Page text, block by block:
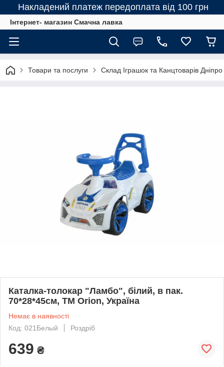
Накладений платеж передоплата від 100 грн
Інтернет- магазин Смачна лавка
Товари та послуги Склад Іграшок та Канцтоварів Дніпро
Каталка-толокар "Ламбо", білий, в пак.
70*28*45см, ТМ Orion, Україна
Немає в наявності
Код: 021Белый
Роздріб
639 ₴